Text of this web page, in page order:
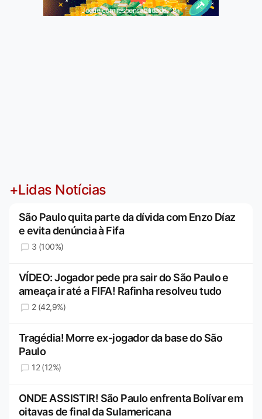
Jogue com responsabilidade. 18+
+Lidas Notícias
São Paulo quita parte da dívida com Enzo Díaz
e evita denúncia à Fifa
3 (100%)
VÍDEO: Jogador pede pra sair do São Paulo e
ameaça ir até a FIFA! Rafinha resolveu tudo
2 (42,9%)
Tragédia! Morre ex-jogador da base do São
Paulo
12 (12%)
ONDE ASSISTIR! São Paulo enfrenta Bolívar em
oitavas de final da Sulamericana